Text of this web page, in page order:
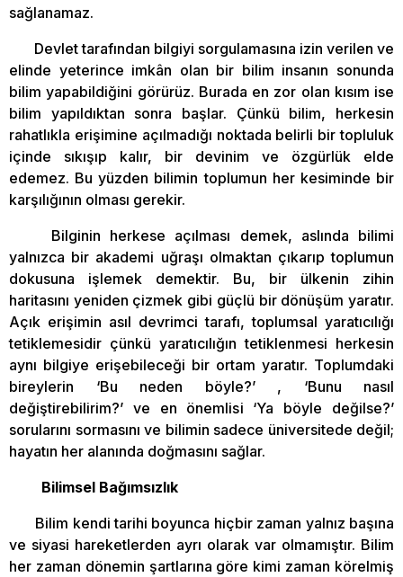
sağlanamaz.
Devlet tarafından bilgiyi sorgulamasına izin verilen ve
elinde yeterince imkân olan bir bilim insanın sonunda
bilim yapabildiğini görürüz. Burada en zor olan kısım ise
bilim yapıldıktan sonra başlar. Çünkü bilim, herkesin
rahatlıkla erişimine açılmadığı noktada belirli bir topluluk
içinde sıkışıp kalır, bir devinim ve özgürlük elde
edemez. Bu yüzden bilimin toplumun her kesiminde bir
karşılığının olması gerekir.
Bilginin herkese açılması demek, aslında bilimi
yalnızca bir akademi uğraşı olmaktan çıkarıp toplumun
dokusuna işlemek demektir. Bu, bir ülkenin zihin
haritasını yeniden çizmek gibi güçlü bir dönüşüm yaratır.
Açık erişimin asıl devrimci tarafı, toplumsal yaratıcılığı
tetiklemesidir çünkü yaratıcılığın tetiklenmesi herkesin
aynı bilgiye erişebileceği bir ortam yaratır. Toplumdaki
bireylerin ‘Bu neden böyle?’ , ‘Bunu nasıl
değiştirebilirim?’ ve en önemlisi ‘Ya böyle değilse?’
sorularını sormasını ve bilimin sadece üniversitede değil;
hayatın her alanında doğmasını sağlar.
Bilimsel Bağımsızlık
Bilim kendi tarihi boyunca hiçbir zaman yalnız başına
ve siyasi hareketlerden ayrı olarak var olmamıştır. Bilim
her zaman dönemin şartlarına göre kimi zaman körelmiş